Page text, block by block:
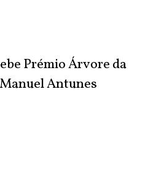
Prémio Árvore da
Antunes